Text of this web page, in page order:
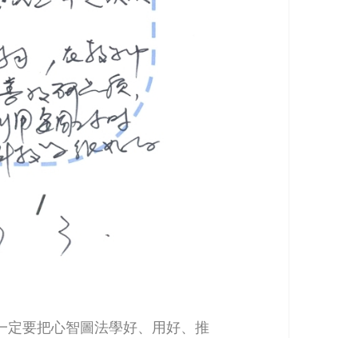
要把心智圖法學好、用好、推